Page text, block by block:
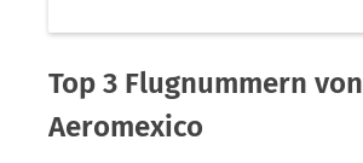
Top 3 Flugnummern von
Aeromexico